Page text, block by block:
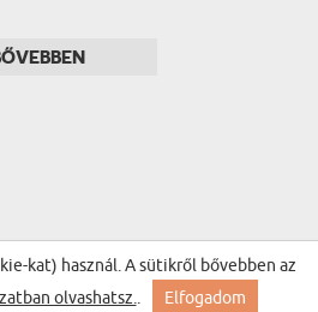
ESKÜVŐ
1. SZÜLETÉSNAP
ELSŐÁLDOZÁS
kat) használ. A sütikről bővebben az
olvashatsz.. Elfogadom